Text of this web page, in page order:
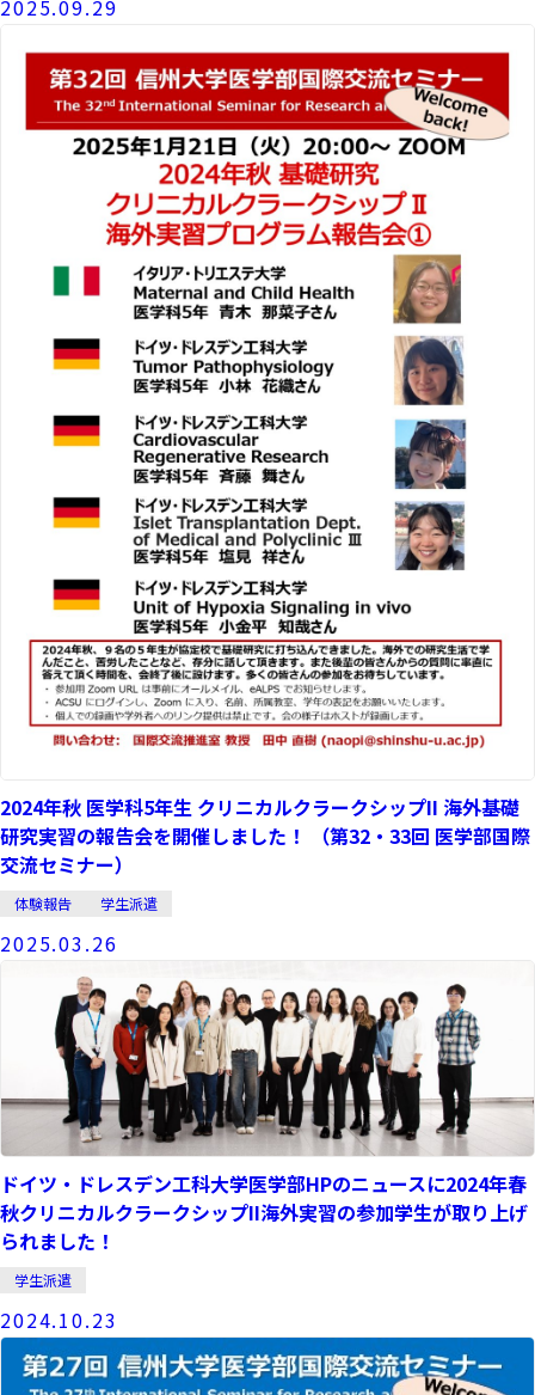
2025.09.29
2024年秋 医学科5年生 クリニカルクラークシップII 海外基礎
研究実習の報告会を開催しました！ （第32・33回 医学部国際
交流セミナー）
体験報告 学生派遣
2025.03.26
ドイツ・ドレスデン工科大学医学部HPのニュースに2024年春
秋クリニカルクラークシップII海外実習の参加学生が取り上げ
られました！
学生派遣
2024.10.23